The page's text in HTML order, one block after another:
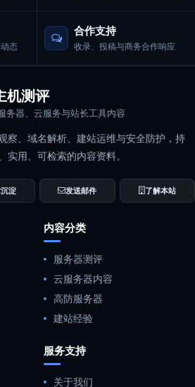
态
合作支持
收录、投稿与商务合作响应
机测评
务器、云服务与站长工具内容
察、域名解析、建站运维与安全防护，持
实用、可检索的内容资料。
淀 发送邮件 了解本站
内容分类
服务器测评
云服务器内容
高防服务器
建站经验
服务支持
关于我们